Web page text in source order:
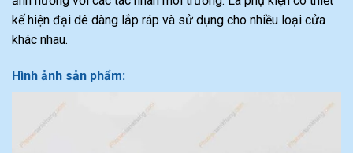
kế hiện đại dê dàng lắp ráp và sử dụng cho nhiều loại cửa
khác nhau.
Hình ảnh sản phẩm: